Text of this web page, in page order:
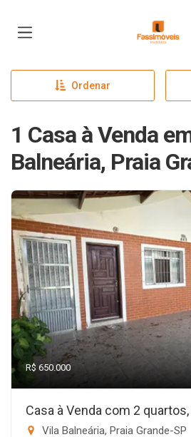
Página
Ordenar
1 Casa à Venda
Balneária, Praia
R$ 650.000
Casa à Venda com 2
Vila Balneária, Praia Grande-SP